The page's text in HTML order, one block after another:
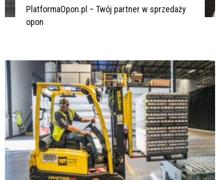
PlatformaOpon.pl – Twój partner w sprzedaży
opon